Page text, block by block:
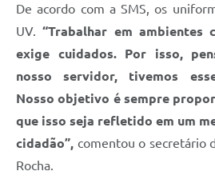
De acordo com a SMS, os
UV.“Trabalhar em ambientes
exige cuidados. Por isso,
nosso servidor, tivemos
Nosso objetivo é sempre
que isso seja refletido em um
cidadão”, comentou o secretário
Rocha.